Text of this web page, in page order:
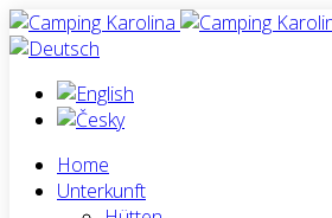
Home
Unterkunft